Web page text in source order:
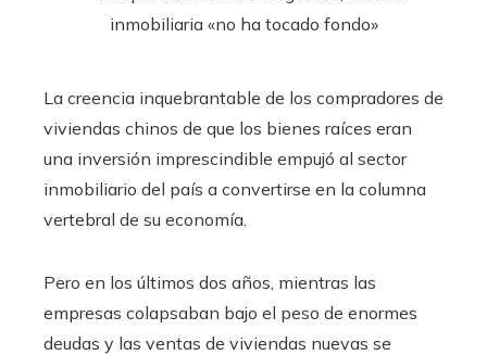
La creencia inquebrantable de los compradores de
viviendas chinos de que los bienes raíces eran
una inversión imprescindible empujó al sector
inmobiliario del país a convertirse en la columna
vertebral de su economía.
Pero en los últimos dos años, mientras las
empresas colapsaban bajo el peso de enormes
deudas y las ventas de viviendas nuevas se